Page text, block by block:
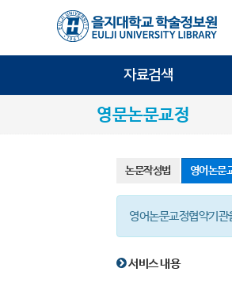
자료검색
영문논문교정
논문작성법 영어논문
영어논문교정협약기관
서비스 내용